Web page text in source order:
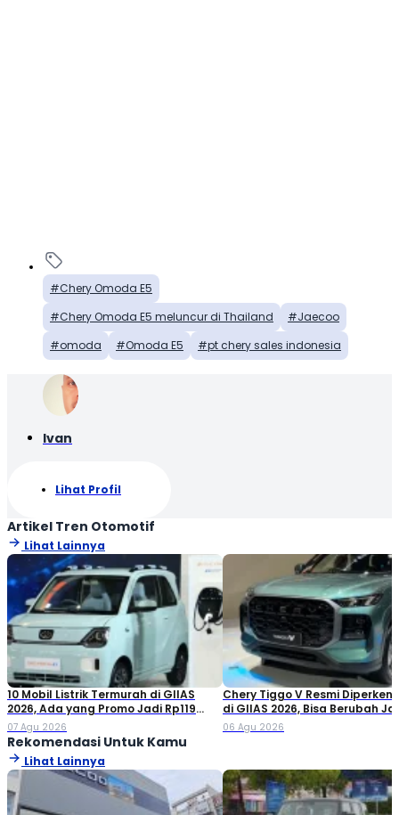
Chery Omoda E5
Chery Omoda E5 meluncur di Thailand
Jaecoo
omoda
Omoda E5 pt chery sales indonesia
Ivan
Lihat Profil
Artikel Tren Otomotif
Lihat Lainnya
10 Mobil Listrik Termurah di GIIAS
2026, Ada yang Promo Jadi Rp119
Jutaan!
07 Agu 2026
Chery Tiggo V Resmi
di GIIAS 2026, Bisa Berubah
Double Cabin
06 Agu 2026
Rekomendasi Untuk Kamu
Lihat Lainnya